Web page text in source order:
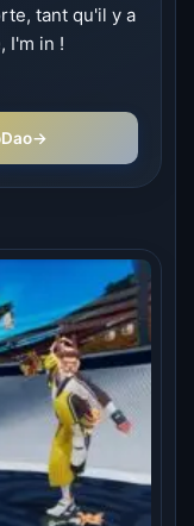
tant qu'il y a
I'm in !
→